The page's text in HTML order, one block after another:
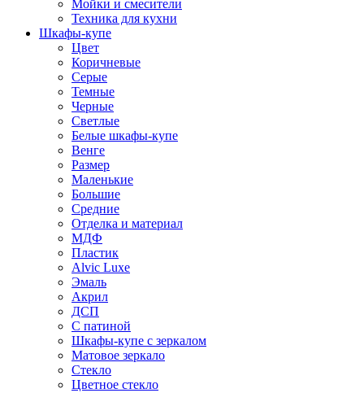
Мойки и смесители
Техника для кухни
Шкафы-купе
Цвет
Коричневые
Серые
Темные
Черные
Светлые
Белые шкафы-купе
Венге
Размер
Маленькие
Большие
Средние
Отделка и материал
МДФ
Пластик
Alvic Luxe
Эмаль
Акрил
ДСП
С патиной
Шкафы-купе с зеркалом
Матовое зеркало
Стекло
Цветное стекло